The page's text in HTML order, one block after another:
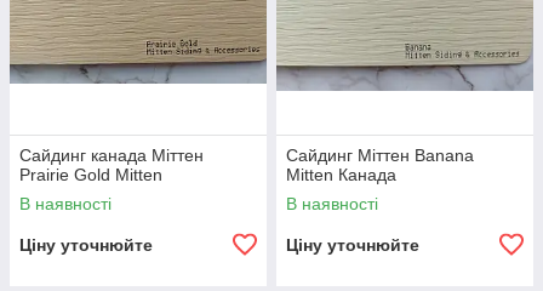
Сайдинг канада Міттен
Prairie Gold Mitten
В наявності
Ціну уточнюйте
Сайдинг Міттен Banana
Mitten Канада
В наявності
Ціну уточнюйте